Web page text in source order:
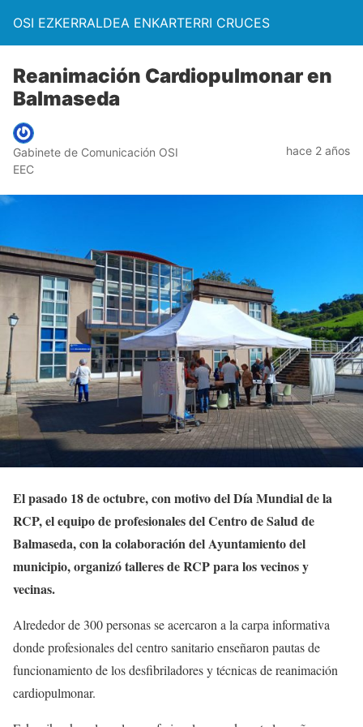
OSI EZKERRALDEA ENKARTERRI CRUCES
Reanimación Cardiopulmonar en
Balmaseda
Gabinete de Comunicación OSI
EEC
hace 2 años
El pasado 18 de octubre, con motivo del Día Mundial de la
RCP, el equipo de profesionales del Centro de Salud de
Balmaseda, con la colaboración del Ayuntamiento del
municipio, organizó talleres de RCP para los vecinos y
vecinas.
Alrededor de 300 personas se acercaron a la carpa informativa
donde profesionales del centro sanitario enseñaron pautas de
funcionamiento de los desfibriladores y técnicas de reanimación
cardiopulmonar.